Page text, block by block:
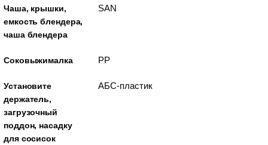
Чаша, крышки,
емкость блендера,
чаша блендера
SAN
Соковыжималка PP
Установите
держатель,
загрузочный
поддон, насадку
для сосисок
АБС-пластик